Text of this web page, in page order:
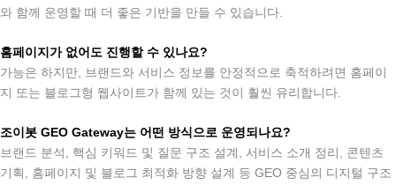
와 함께 운영할 때 더 좋은 기반을 만들 수 있습니다.
홈페이지가 없어도 진행할 수 있나요?
가능은 하지만, 브랜드와 서비스 정보를 안정적으로 축적하려면 홈페이
지 또는 블로그형 웹사이트가 함께 있는 것이 훨씬 유리합니다.
조이봇 GEO Gateway는 어떤 방식으로 운영되나요?
브랜드 분석, 핵심 키워드 및 질문 구조 설계, 서비스 소개 정리, 콘텐츠
기획, 홈페이지 및 블로그 최적화 방향 설계 등 GEO 중심의 디지털 구조